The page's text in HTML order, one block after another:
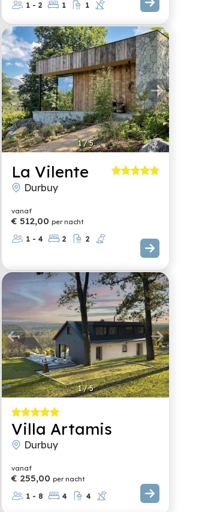
1 - 2 1 1
La Vilente
Durbuy
vanaf
€ 512,00 per nacht
1 - 4 2 2
1/5
Villa Artamis
Durbuy
vanaf
€ 255,00 per nacht
1 - 8 4 4
1/5